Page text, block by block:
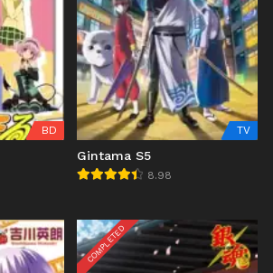
BD TV
Gintama S5
8.98
COMPLETED